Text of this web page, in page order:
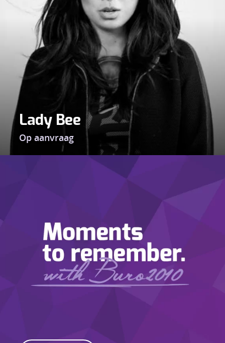
Lady Bee
Op aanvraag